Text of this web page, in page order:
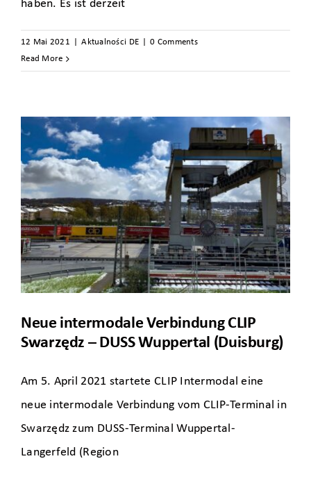
haben. Es ist derzeit
12 Mai 2021 Aktualności DE
0 Comments
Read More
Neue intermodale Verbindung CLIP
Swarzędz – DUSS Wuppertal (Duisburg)
Am 5. April 2021 startete CLIP Intermodal eine
neue intermodale Verbindung vom CLIP-Terminal in
Swarzędz zum DUSS-Terminal Wuppertal-
Langerfeld (Region